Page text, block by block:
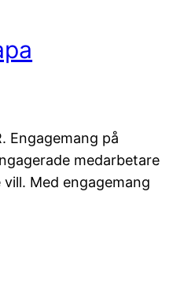
Engagemang på
medarbetare
Med engagemang